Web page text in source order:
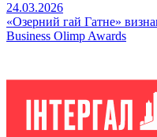
24.03.2026
«Озерний гай Гатне»
Business Olimp Awards